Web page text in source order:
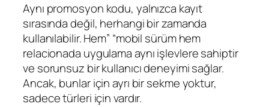
Aynı promosyon kodu, yalnızca kayıt
sırasında değil, herhangi bir zamanda
kullanılabilir. Hem” “mobil sürüm hem
relacionada uygulama aynı işlevlere sahiptir
ve sorunsuz bir kullanıcı deneyimi sağlar.
Ancak, bunlar için ayrı bir sekme yoktur,
sadece türleri için vardır.